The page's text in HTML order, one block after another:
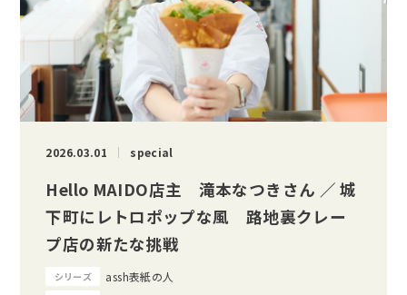
2026.03.01 special
Hello MAIDO店主 滝本なつきさん ／ 城
下町にレトロポップな風 路地裏クレー
プ店の新たな挑戦
シリーズ assh表紙の人